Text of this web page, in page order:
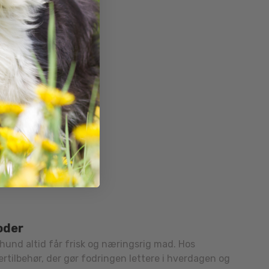
altid får frisk og næringsrig mad. Hos
der gør fodringen lettere i hverdagen og